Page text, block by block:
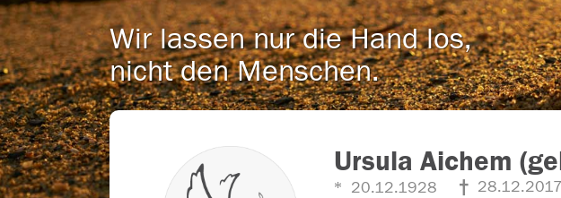
Wir lassen nur die Hand los,
nicht den Menschen.
Ursula Aichem
20.12.1928 28.12.2017